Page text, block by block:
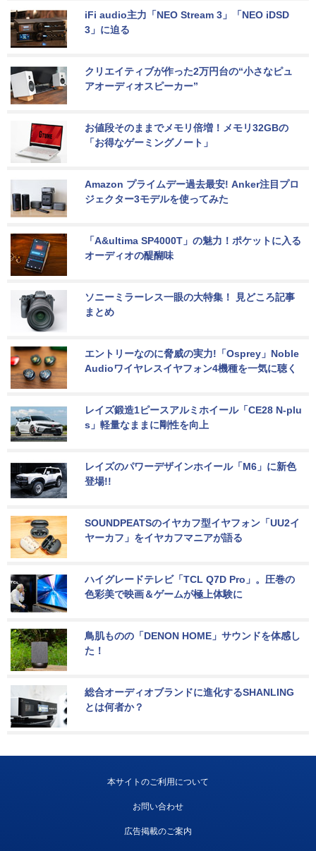
iFi audio主力「NEO Stream 3」「NEO iDSD
3」に迫る
クリエイティブが作った2万円台の“小さなピュ
アオーディオスピーカー”
お値段そのままでメモリ倍増！メモリ32GBの
「お得なゲーミングノート」
Amazon プライムデー過去最安! Anker注目プロ
ジェクター3モデルを使ってみた
「A&ultima SP4000T」の魅力！ポケットに入る
オーディオの醍醐味
ソニーミラーレス一眼の大特集！ 見どころ記事
まとめ
エントリーなのに脅威の実力!「Osprey」Noble
Audioワイヤレスイヤフォン4機種を一気に聴く
レイズ鍛造1ピースアルミホイール「CE28 N-plu
s」軽量なままに剛性を向上
レイズのパワーデザインホイール「M6」に新色
登場!!
SOUNDPEATSのイヤカフ型イヤフォン「UU2イ
ヤーカフ」をイヤカフマニアが語る
ハイグレードテレビ「TCL Q7D Pro」。圧巻の
色彩美で映画＆ゲームが極上体験に
鳥肌ものの「DENON HOME」サウンドを体感し
た！
総合オーディオブランドに進化するSHANLING
とは何者か？
本サイトのご利用について
お問い合わせ
広告掲載のご案内